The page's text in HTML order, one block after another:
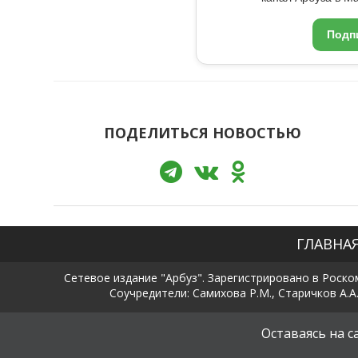
ПОДЕЛИТЬСЯ НОВОСТЬЮ
Сетевое издание "Арбуз". Зарегистрировано в
Соучредители: Самихова Р.М., Старичков
Оставаясь на